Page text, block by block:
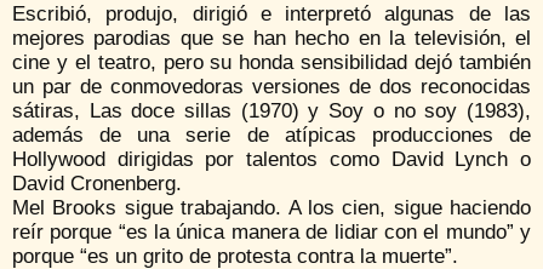
Escribió, produjo, dirigió e interpretó algunas de las
mejores parodias que se han hecho en la televisión, el
cine y el teatro, pero su honda sensibilidad dejó también
un par de conmovedoras versiones de dos reconocidas
sátiras, Las doce sillas (1970) y Soy o no soy (1983),
además de una serie de atípicas producciones de
Hollywood dirigidas por talentos como David Lynch o
David Cronenberg.
Mel Brooks sigue trabajando. A los cien, sigue haciendo
reír porque “es la única manera de lidiar con el mundo” y
porque “es un grito de protesta contra la muerte”.